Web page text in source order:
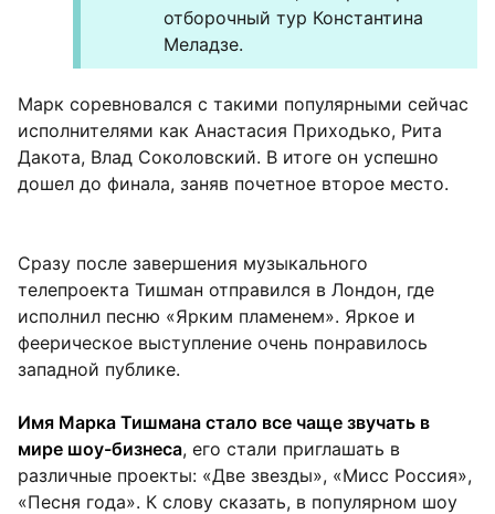
отборочный тур Константина
Меладзе.
Марк соревновался с такими популярными сейчас
исполнителями как Анастасия Приходько, Рита
Дакота, Влад Соколовский. В итоге он успешно
дошел до финала, заняв почетное второе место.
Сразу после завершения музыкального
телепроекта Тишман отправился в Лондон, где
исполнил песню «Ярким пламенем». Яркое и
феерическое выступление очень понравилось
западной публике.
Имя Марка Тишмана стало все чаще звучать в
мире шоу-бизнеса, его стали приглашать в
различные проекты: «Две звезды», «Мисс Россия»,
«Песня года». К слову сказать, в популярном шоу